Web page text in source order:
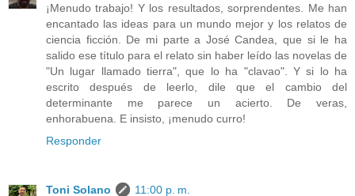
¡Menudo trabajo! Y los resultados, sorprendentes. Me han
encantado las ideas para un mundo mejor y los relatos de
ciencia ficción. De mi parte a José Candea, que si le ha
salido ese título para el relato sin haber leído las novelas de
"Un lugar llamado tierra", que lo ha "clavao". Y si lo ha
escrito después de leerlo, dile que el cambio del
determinante me parece un acierto. De veras,
enhorabuena. E insisto, ¡menudo curro!
Responder
Toni Solano
11:00 p. m.